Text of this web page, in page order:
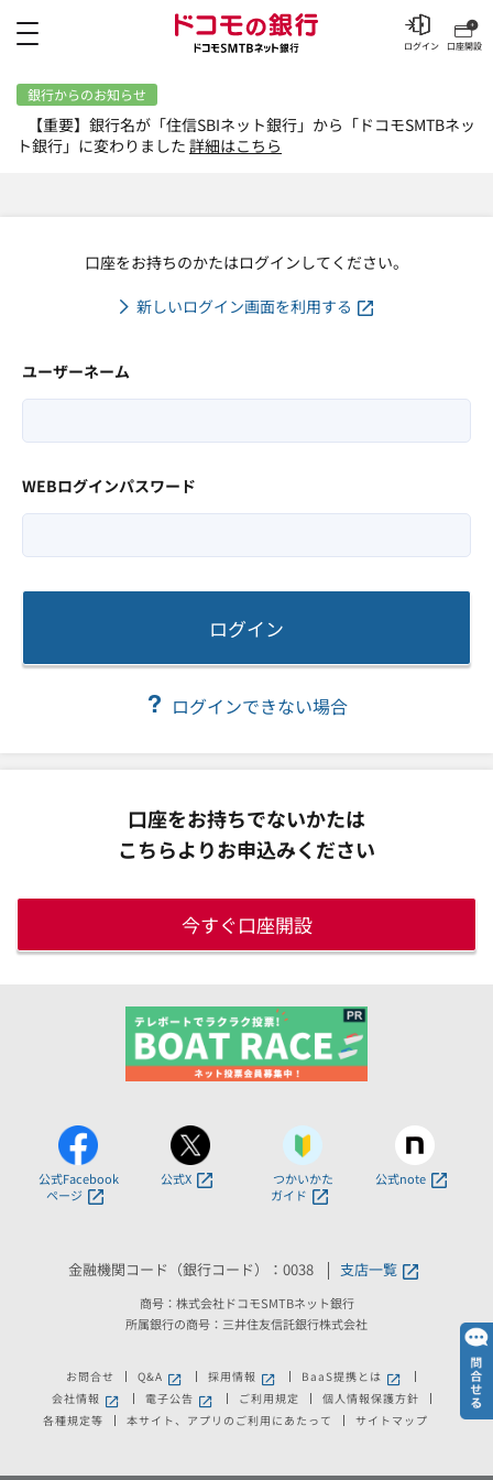
口座開設
ログイン
銀行からのお知らせ
【重要】銀行名が「住信SBIネット銀行」から「ドコモSMTBネッ
ト銀行」に変わりました 詳細はこちら
口座をお持ちのかたはログインしてください。
新しいログイン画面を利用する
ユーザーネーム
WEBログインパスワード
ログイン
ログインできない場合
口座をお持ちでないかたは
こちらよりお申込みください
今すぐ口座開設
公式Facebook
ページ
公式X
つかいかた
ガイド
公式note
金融機関コード（銀行コード）：0038 支店一覧
商号：株式会社ドコモSMTBネット銀行
所属銀行の商号：三井住友信託銀行株式会社
お問合せ Q&A 採用情報
BaaS提携とは
会社情報
電子公告 ご利用規定
個人情報保護方針
各種規定等
本サイト、アプリのご利用にあたって サイトマップ